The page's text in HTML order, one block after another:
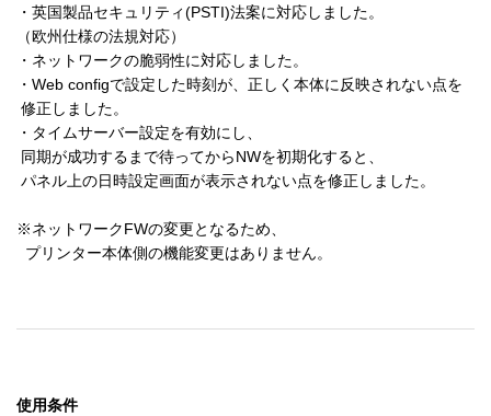
・英国製品セキュリティ(PSTI)法案に対応しました。
（欧州仕様の法規対応）
・ネットワークの脆弱性に対応しました。
・Web configで設定した時刻が、正しく本体に反映されない点を
・タイムサーバー設定を有効にし、
※ネットワークFWの変更となるため、
  プリンター本体側の機能変更はありません。
使用条件